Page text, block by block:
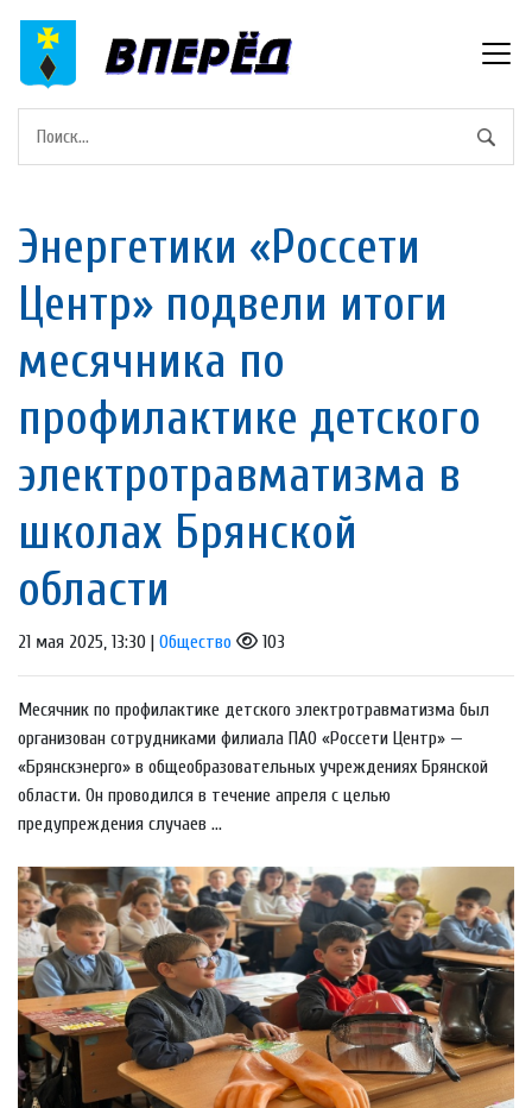
Энергетики «Россети
Центр» подвели итоги
месячника по
профилактике детского
электротравматизма в
школах Брянской
области
21 мая 2025, 13:30 | Общество 103
Месячник по профилактике детского электротравматизма был
организован сотрудниками филиала ПАО «Россети Центр» —
«Брянскэнерго» в общеобразовательных учреждениях Брянской
области. Он проводился в течение апреля с целью
предупреждения случаев ...